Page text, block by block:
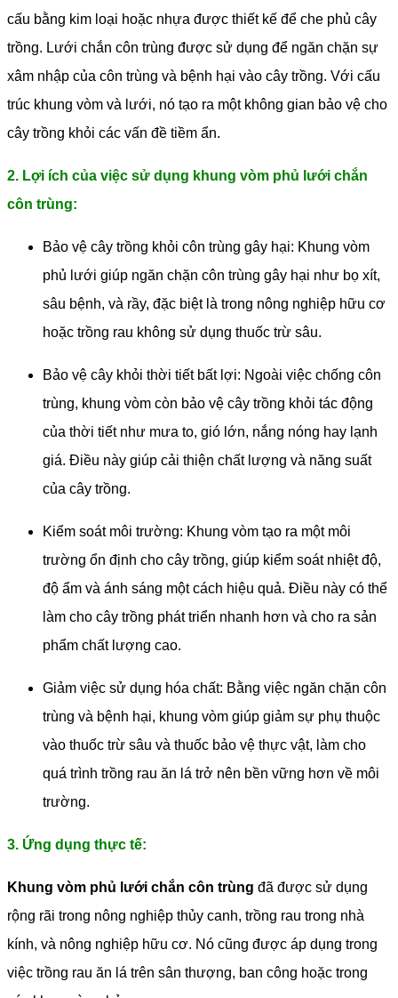
cấu bằng kim loại hoặc nhựa được thiết kế để che phủ cây
trồng. Lưới chắn côn trùng được sử dụng để ngăn chặn sự
xâm nhập của côn trùng và bệnh hại vào cây trồng. Với cấu
trúc khung vòm và lưới, nó tạo ra một không gian bảo vệ cho
cây trồng khỏi các vấn đề tiềm ẩn.
2. Lợi ích của việc sử dụng khung vòm phủ lưới chắn
côn trùng:
Bảo vệ cây trồng khỏi côn trùng gây hại: Khung vòm
phủ lưới giúp ngăn chặn côn trùng gây hại như bọ xít,
sâu bệnh, và rầy, đặc biệt là trong nông nghiệp hữu cơ
hoặc trồng rau không sử dụng thuốc trừ sâu.
Bảo vệ cây khỏi thời tiết bất lợi: Ngoài việc chống côn
trùng, khung vòm còn bảo vệ cây trồng khỏi tác động
của thời tiết như mưa to, gió lớn, nắng nóng hay lạnh
giá. Điều này giúp cải thiện chất lượng và năng suất
của cây trồng.
Kiểm soát môi trường: Khung vòm tạo ra một môi
trường ổn định cho cây trồng, giúp kiểm soát nhiệt độ,
độ ẩm và ánh sáng một cách hiệu quả. Điều này có thể
làm cho cây trồng phát triển nhanh hơn và cho ra sản
phẩm chất lượng cao.
Giảm việc sử dụng hóa chất: Bằng việc ngăn chặn côn
trùng và bệnh hại, khung vòm giúp giảm sự phụ thuộc
vào thuốc trừ sâu và thuốc bảo vệ thực vật, làm cho
quá trình trồng rau ăn lá trở nên bền vững hơn về môi
trường.
3. Ứng dụng thực tế:
Khung vòm phủ lưới chắn côn trùng đã được sử dụng
rộng rãi trong nông nghiệp thủy canh, trồng rau trong nhà
kính, và nông nghiệp hữu cơ. Nó cũng được áp dụng trong
việc trồng rau ăn lá trên sân thượng, ban công hoặc trong